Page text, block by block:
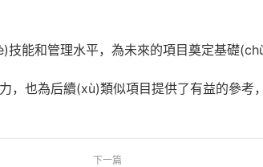
能和管理水平，為未來的項目奠定基礎
，也為后續(xù)類似項目提供了有益的參
下一篇